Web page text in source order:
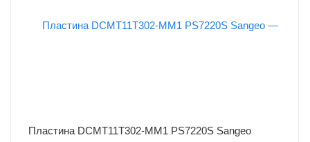
Пластина DCMT11T302-MM1 PS7220S Sangeo